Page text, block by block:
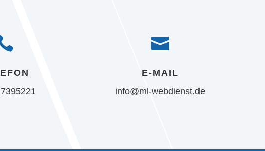

E-MAIL
info@ml-webdienst.de